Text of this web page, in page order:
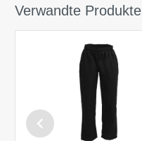
Verwandte Produkte